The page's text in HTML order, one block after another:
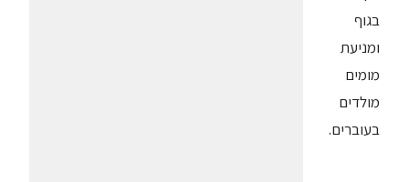
בגוף
ומניעת
מומים
מולדים
בעוברים.